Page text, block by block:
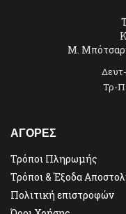
Μ.
Τρ-
ΑΓΟΡΕΣ
Τρόποι Πληρωμής
Τρόποι & Έξοδα
Πολιτική επιστροφών